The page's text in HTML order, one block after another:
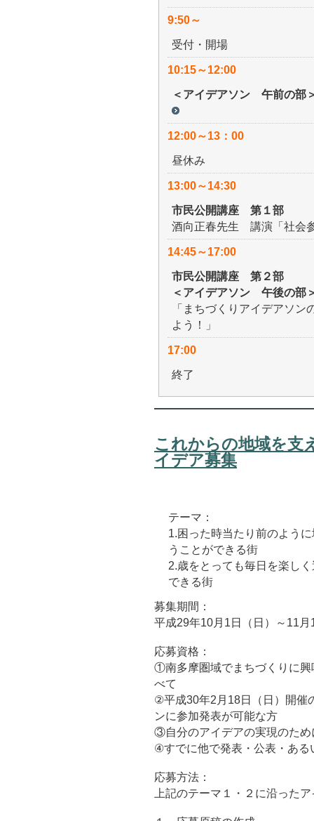
9:50～
受付・開場
10:15～12:00
＜アイデアソン 午前の部
12:00～13：00
昼休み
13:00～14:30
市民公開講座 第１部
酒向正春先生 講演「社会
14:45～17:00
市民公開講座 第２部
＜アイデアソン 午後の部
「まちづくりアイデアソ
よう！」
17:00
終了
これからの地域を支
イデア募集
テーマ：
1.困った時当たり前のよう
うことができる街
2.歳をとっても毎日を楽し
できる街
募集期間：
平成29年10月1日（日）～11月
応募資格：
①南多摩圏域でまちづくりに興
べて
②平成30年2月18日（日）開催
ンに参加発表が可能な方
③自分のアイデアの実現のため
④すでに他で発表・公表・ある
応募方法：
上記のテーマ１・２に沿った